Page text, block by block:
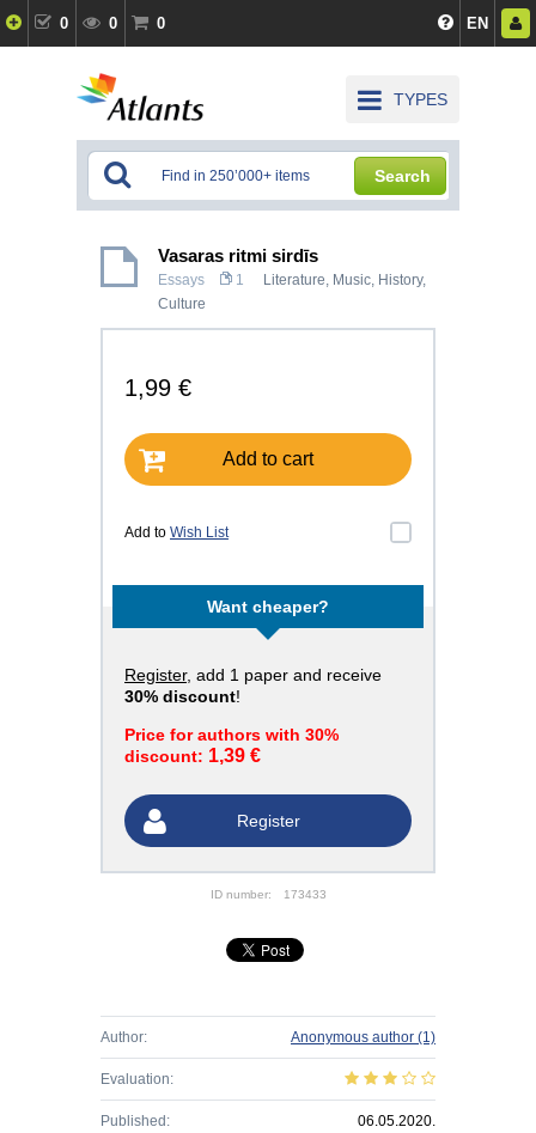
0 0 0 EN
TYPES
Search
Vasaras ritmi sirdīs
Essays 1 Literature, Music, History,
Culture
1,99 €
Add to cart
Add to Wish List
Want cheaper?
Register, add 1 paper and receive
30% discount!
Price for authors with 30%
discount: 1,39 €
Register
ID number: 173433
Author: Anonymous author (1)
Evaluation:
Published: 06.05.2020.